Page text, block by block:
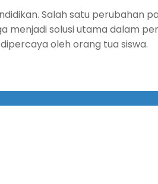
Salah satu perubahan
solusi utama dalam
oleh orang tua siswa.